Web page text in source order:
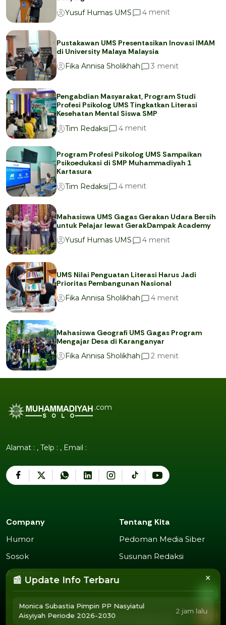
Yusuf Humas UMS
4 menit
Pustakawan UMS Presentasikan Inovasi IMAM
di University Malaya Malaysia
Fika Annisa Sholikhah
3 menit
Pengabdian Masyarakat, Program Studi
Profesi Psikolog UMS Tingkatkan Literasi
Kesehatan Mental Siswa SMP
Tim Redaksi
4 menit
Program Profesi Psikolog UMS Sampaikan
Psikoedukasi di SMP Muhammadiyah 1
Kartasura
Tim Redaksi
4 menit
Mahasiswa UMS Gagas Gerakan Udara Bersih
untuk Pelajar lewat GerakDampak Academy
Yusuf Humas UMS
4 menit
UMS Nilai Penguatan Literasi Harus Jadi
Prioritas Pembangunan Nasional
Fika Annisa Sholikhah
4 menit
Mahasiswa Geografi UMS Gagas Program
Mengajar Desa di Karanganyar
Fika Annisa Sholikhah
2 menit
.com
Alamat : , Telp : , Email :
Company
Humor
Sosok
Agendamu
Agendamu
Tentang Kita
Pedoman Media Siber
Susunan Redaksi
2025 Copyright @Muhammadiyah Solo
📰 Update Info Terbaru
Monica Subastia Pimpin PP Nasyiatul
Aisyiyah Periode 2026-2030
2 jam lalu
×